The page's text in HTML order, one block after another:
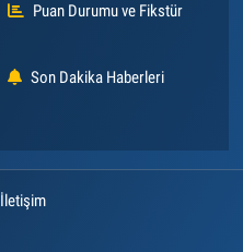
Puan Durumu ve Fikstür
Son Dakika Haberleri
İletişim